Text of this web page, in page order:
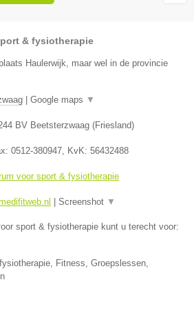
& fysiotherapie
Haulerwijk, maar wel in de provincie
Google maps ▼
BV Beetsterzwaag (Friesland)
0512-380947 , KvK: 56432488
voor sport & fysiotherapie
Screenshot ▼
sport & fysiotherapie kunt u terecht voor:
Fitness, Groepslessen,